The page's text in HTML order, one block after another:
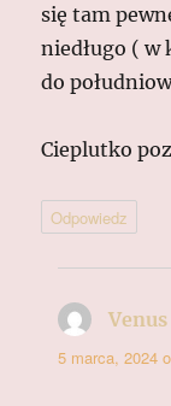
się tam
niedługo (
do
Cieplutko
Odpowiedz
Venus
5 marca, 2024